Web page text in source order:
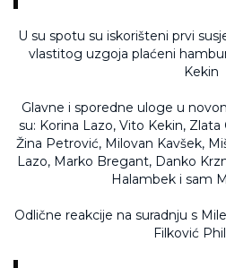
U su spotu su iskorišteni prvi
vlastitog uzgoja plaćeni
Kekin
Glavne i sporedne uloge u
su: Korina Lazo, Vito Kekin,
Žina Petrović, Milovan Kavšek,
Lazo, Marko Bregant, Danko
Halambek i sam
Odlične reakcije na suradnju s
Filković